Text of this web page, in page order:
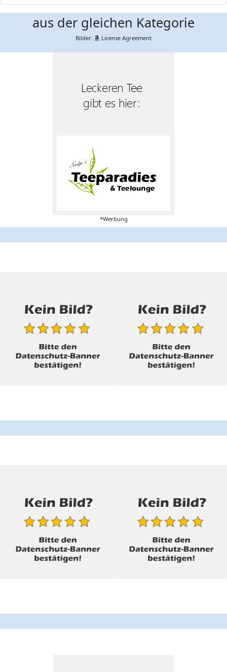
aus der gleichen Kategorie
Bilder: License Agreement
*Werbung